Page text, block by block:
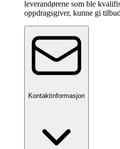
leverandørene som ble
oppdragsgiver, kunne gi
Kontaktinformasjon